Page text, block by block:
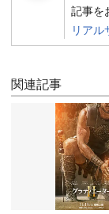
記事を
リア
関連記事